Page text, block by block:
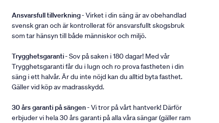
Ansvarsfull tillverkning- Virket i din säng är av obehandlad
svensk gran och är kontrollerat för ansvarsfullt skogsbruk
som tar hänsyn till både människor och miljö.
Trygghetsgaranti- Sov på saken i 180 dagar! Med vår
Trygghetsgaranti får du i lugn och ro prova fastheten i din
säng i ett halvår. Är du inte nöjd kan du alltid byta fasthet.
Gäller vid köp av madrasskydd.
30 års garanti på sängen- Vi tror på vårt hantverk! Därför
erbjuder vi hela 30 års garanti på alla våra sängar (gäller ram